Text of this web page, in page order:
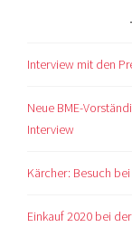
Interview mit den
Neue BME-
Interview
Kärcher: Besuch
Einkauf 2020 bei